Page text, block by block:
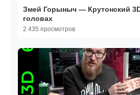
Змей Горыныч — Крутонский 3D принтер о шести
головах
2 435 просмотров